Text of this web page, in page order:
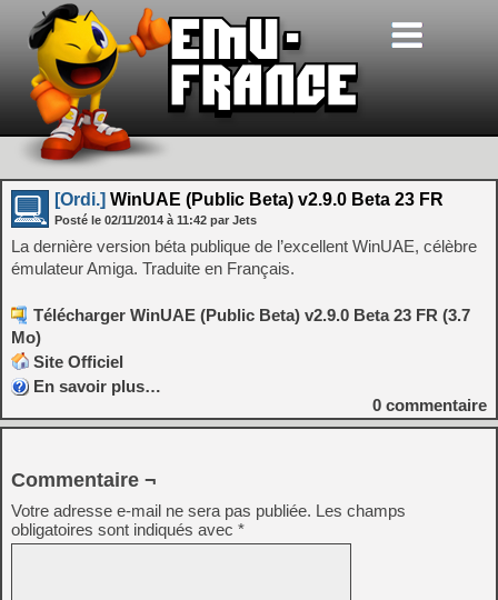
[Ordi.] WinUAE (Public Beta) v2.9.0 Beta 23 FR
Posté le 02/11/2014 à 11:42 par Jets
La dernière version béta publique de l’excellent WinUAE, célèbre
émulateur Amiga. Traduite en Français.
Télécharger WinUAE (Public Beta) v2.9.0 Beta 23 FR (3.7
Mo)
Site Officiel
En savoir plus…
0 commentaire
Commentaire ¬
Votre adresse e-mail ne sera pas publiée. Les champs
obligatoires sont indiqués avec *